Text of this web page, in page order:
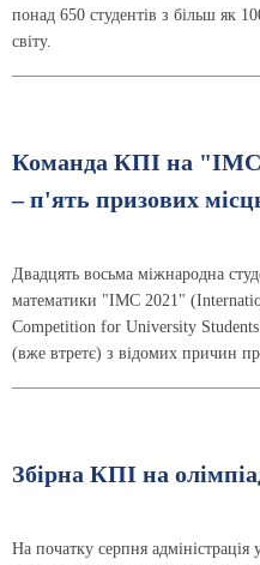
понад 650 студентів з більш як
світу.
Команда КПІ на "IMC
– п'ять призових
Двадцять восьма міжнародна
математики "IMC 2021"
Competition for University
(вже втретє) з відомих причин
Збірна КПІ на
На початку серпня адміністрація